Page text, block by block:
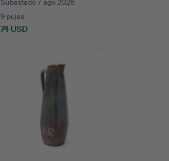
Subastado 7 ago 2026
9 pujas
74 USD